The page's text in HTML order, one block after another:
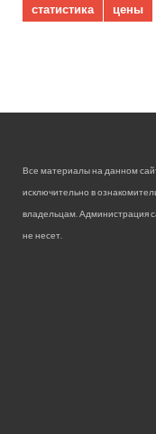
статистика
цены
Все материалы на данном
исключительно в
владельцам. Администрация
не несет.